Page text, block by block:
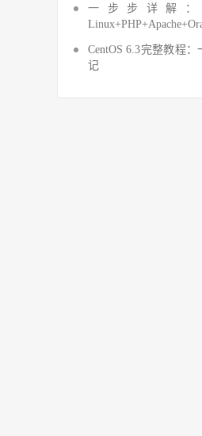
一步步详解：
CentOS 6.3完整教程
记